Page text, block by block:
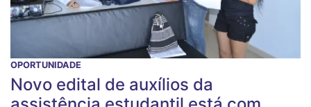
OPORTUNIDADE
Novo edital de auxílios da